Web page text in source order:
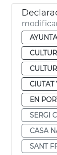
CIUTAT
EN
SERGI
CASA
SANT